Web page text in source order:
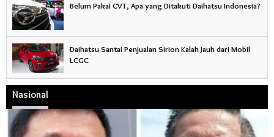
Belum Pakai CVT, Apa yang Ditakuti Daihatsu Indonesia?
Daihatsu Santai Penjualan Sirion Kalah Jauh dari Mobil
LCGC
Nasional